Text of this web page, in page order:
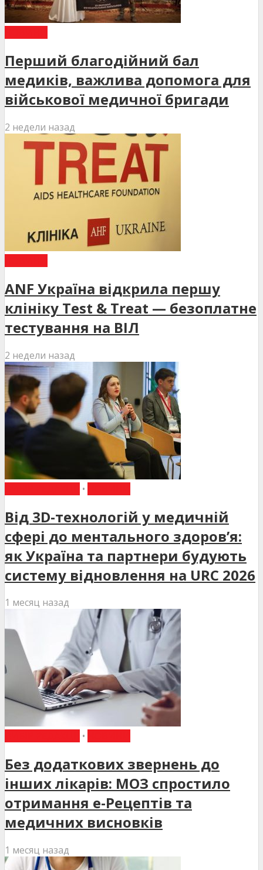
Перший благодійний бал
медиків, важлива допомога для
військової медичної бригади
2 недели назад
ANF Україна відкрила першу
клініку Test & Treat — безоплатне
тестування на ВІЛ
2 недели назад
•
Від 3D-технологій у медичній
сфері до ментального здоров’я:
як Україна та партнери будують
систему відновлення на URC 2026
1 месяц назад
•
Без додаткових звернень до
інших лікарів: МОЗ спростило
отримання е-Рецептів та
медичних висновків
1 месяц назад